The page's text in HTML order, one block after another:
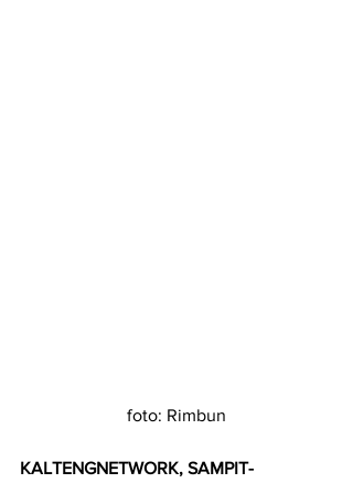
foto: Rimbun
KALTENGNETWORK, SAMPIT-